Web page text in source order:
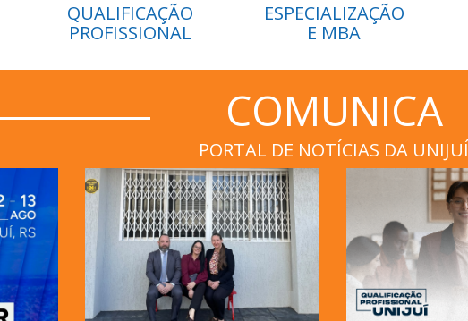
QUALIFICAÇÃO
PROFISSIONAL
ESPECIALIZAÇÃO
E MBA
COMUNICA
PORTAL DE NOTÍCIAS DA UNIJUÍ